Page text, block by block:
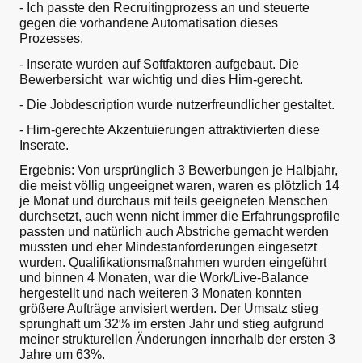
- Ich passte den Recruitingprozess an und steuerte
gegen die vorhandene Automatisation dieses
Prozesses.
- Inserate wurden auf Softfaktoren aufgebaut. Die
Bewerbersicht war wichtig und dies Hirn-gerecht.
- Die Jobdescription wurde nutzerfreundlicher gestaltet.
- Hirn-gerechte Akzentuierungen attraktivierten diese
Inserate.
Ergebnis: Von ursprünglich 3 Bewerbungen je Halbjahr,
die meist völlig ungeeignet waren, waren es plötzlich 14
je Monat und durchaus mit teils geeigneten Menschen
durchsetzt, auch wenn nicht immer die Erfahrungsprofile
passten und natürlich auch Abstriche gemacht werden
mussten und eher Mindestanforderungen eingesetzt
wurden. Qualifikationsmaßnahmen wurden eingeführt
und binnen 4 Monaten, war die Work/Live-Balance
hergestellt und nach weiteren 3 Monaten konnten
größere Aufträge anvisiert werden. Der Umsatz stieg
sprunghaft um 32% im ersten Jahr und stieg aufgrund
meiner strukturellen Änderungen innerhalb der ersten 3
Jahre um 63%.